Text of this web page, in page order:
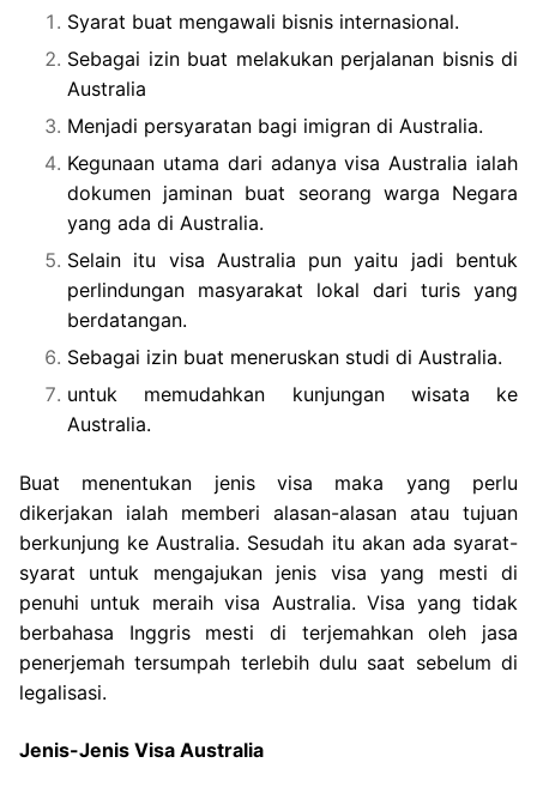
Syarat buat mengawali bisnis internasional.
Sebagai izin buat melakukan perjalanan bisnis di
Australia
Menjadi persyaratan bagi imigran di Australia.
Kegunaan utama dari adanya visa Australia ialah
dokumen jaminan buat seorang warga Negara
yang ada di Australia.
Selain itu visa Australia pun yaitu jadi bentuk
perlindungan masyarakat lokal dari turis yang
berdatangan.
Sebagai izin buat meneruskan studi di Australia.
untuk memudahkan kunjungan wisata ke
Australia.
Buat menentukan jenis visa maka yang perlu
dikerjakan ialah memberi alasan-alasan atau tujuan
berkunjung ke Australia. Sesudah itu akan ada syarat-
syarat untuk mengajukan jenis visa yang mesti di
penuhi untuk meraih visa Australia. Visa yang tidak
berbahasa Inggris mesti di terjemahkan oleh jasa
penerjemah tersumpah terlebih dulu saat sebelum di
legalisasi.
Jenis-Jenis Visa Australia